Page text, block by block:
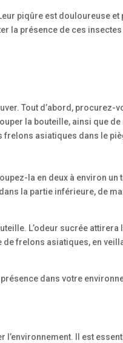
piqûre est douloureuse et
la présence de ces
Tout d’abord, procurez-
la bouteille, ainsi que
frelons asiatiques dans le
la en deux à environ un
la partie inférieure, de
L’odeur sucrée attirera
frelons asiatiques, en
dans votre
l’environnement. Il est